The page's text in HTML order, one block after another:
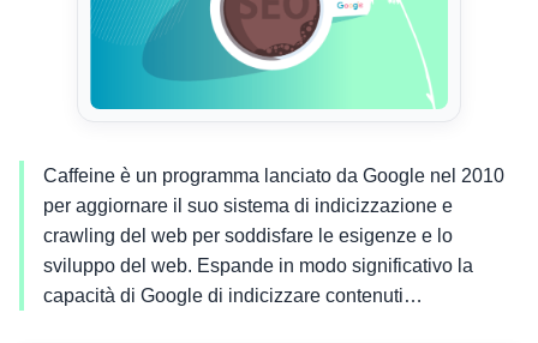
Caffeine è un programma lanciato da Google nel 2010
per aggiornare il suo sistema di indicizzazione e
crawling del web per soddisfare le esigenze e lo
sviluppo del web. Espande in modo significativo la
capacità di Google di indicizzare contenuti…